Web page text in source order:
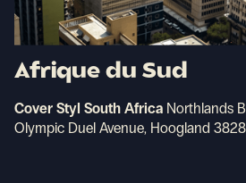
Afrique du Sud
Cover Styl South Africa Northlands
Olympic Duel Avenue, Hoogland 3828